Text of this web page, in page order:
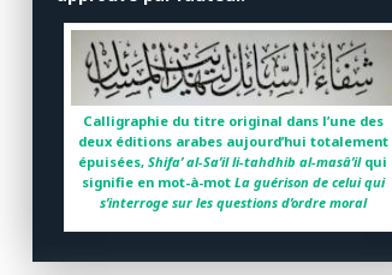
Calligraphie du titre original dans l’une des
deux éditions arabes aujourd’hui totalement
épuisées,Shifa’ al-Sa’il li-tahdhib al-masâ’il qui
signifie en mot-à-mot La guérison de celui qui
s’interroge sur les questions d’ordre moral